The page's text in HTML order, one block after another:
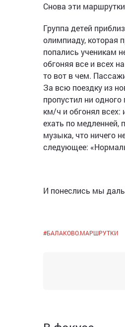
Снова эти
Группа детей
олимпиаду, которая
попались ученикам
обгоняя все и всех
то вот в чем.
За всю поездку из
пропустил ни
км/ч и обгонял
ехать по медленней,
музыка, что ничего
следующее:
И понеслись мы
#БАЛАКОВО.МАРШРУТКИ